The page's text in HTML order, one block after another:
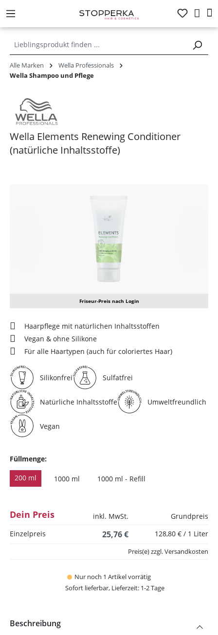
springen
Alle Marken
Wella Professionals
Wella Shampoo und Pflege
Wella Elements Renewing Conditioner
(natürliche Inhaltsstoffe)
Friseur-Preis nach Login
Haarpflege mit natürlichen Inhaltsstoffen
Vegan & ohne Silikone
Für alle Haartypen (auch für coloriertes Haar)
Silikonfrei Sulfatfrei
Natürliche Inhaltsstoffe Umweltfreundlich
Vegan
Füllmenge:
200 ml 1000 ml 1000 ml - Refill
Dein Preis inkl. MwSt.
Grundpreis
Einzelpreis
25,76 € 128,80 € / 1 Liter
Nur noch 1 Artikel vorrätig
Sofort lieferbar, Lieferzeit: 1-2 Tage
Preis(e) zzgl. Versandkosten
Beschreibung